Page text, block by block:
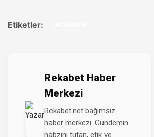
Etiketler:
Rekabet Haber
Merkezi
Rekabet.net bağımsız
haber merkezi. Gündemin
nabzını tutan, etik ve